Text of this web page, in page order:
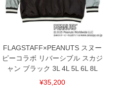
FLAGSTAFF×PEANUTS スヌー
ピーコラボ リバーシブル スカジ
ャン ブラック 3L 4L 5L 6L 8L
¥35,200